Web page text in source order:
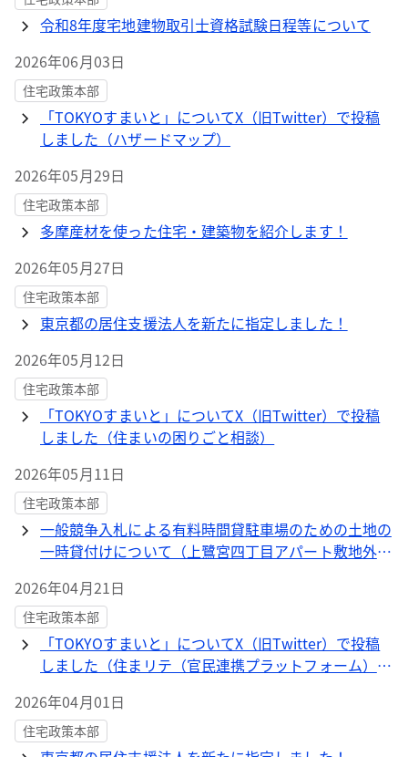
令和8年度宅地建物取引士資格試験日程等について
2026年06月03日
住宅政策本部
「TOKYOすまいと」についてX（旧Twitter）で投稿
しました（ハザードマップ）
2026年05月29日
住宅政策本部
多摩産材を使った住宅・建築物を紹介します！
2026年05月27日
住宅政策本部
東京都の居住支援法人を新たに指定しました！
2026年05月12日
住宅政策本部
「TOKYOすまいと」についてX（旧Twitter）で投稿
しました（住まいの困りごと相談）
2026年05月11日
住宅政策本部
一般競争入札による有料時間貸駐車場のための土地の
一時貸付けについて（上鷺宮四丁目アパート敷地外11
2026年04月21日
住宅政策本部
「TOKYOすまいと」についてX（旧Twitter）で投稿
しました（住まリテ（官民連携プラットフォーム）を
2026年04月01日
住宅政策本部